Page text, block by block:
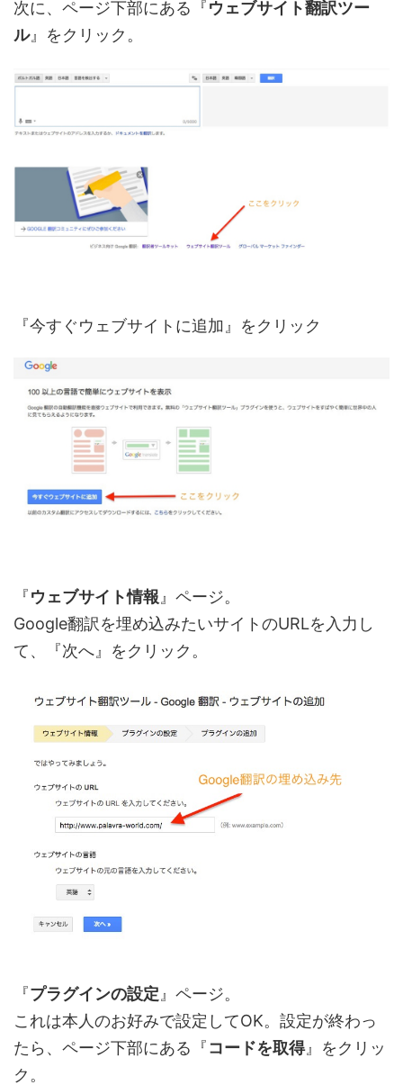
次に、ページ下部にある『ウェブサイト翻訳ツー
ル』をクリック。
『今すぐウェブサイトに追加』をクリック
『ウェブサイト情報』ページ。
Google翻訳を埋め込みたいサイトのURLを入力し
て、『次へ』をクリック。
『プラグインの設定 』ページ。
これは本人のお好みで設定してOK。設定が終わっ
たら、ページ下部にある『コードを取得』をクリッ
ク。